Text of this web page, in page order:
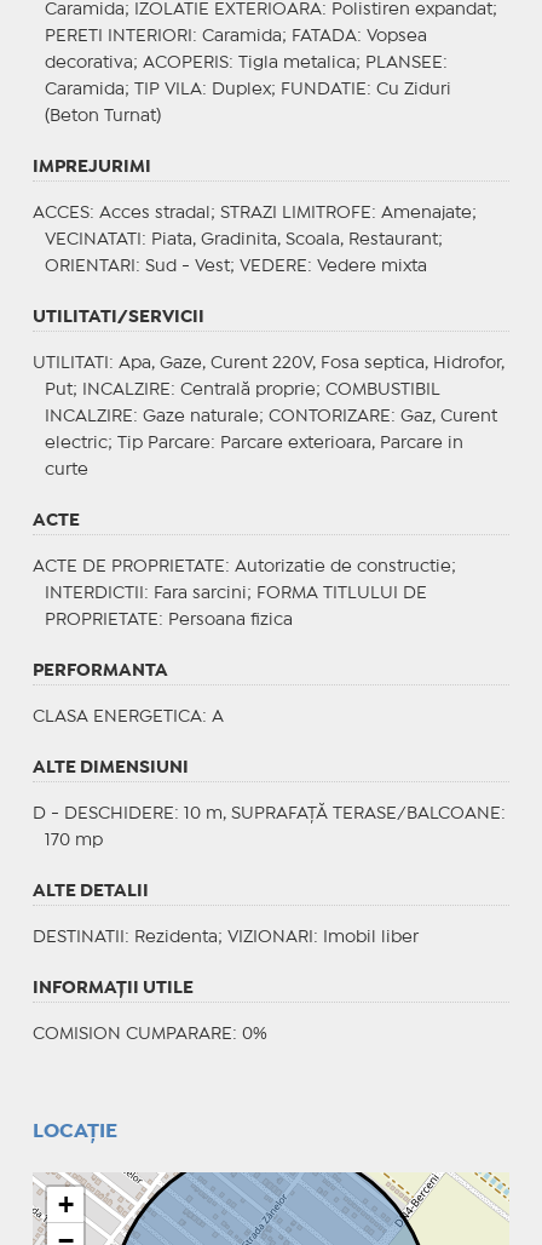
Caramida;
IZOLATIE EXTERIOARA: Polistiren expandat;
PERETI INTERIORI : Caramida; FATADA: Vopsea
decorativa; ACOPERIS: Tigla metalica; PLANSEE :
Caramida;
TIP VILA: Duplex; FUNDATIE : Cu Ziduri
(Beton Turnat)
IMPREJURIMI
ACCES: Acces stradal; STRAZI LIMITROFE : Amenajate;
VECINATATI : Piata, Gradinita, Scoala, Restaurant;
ORIENTARI : Sud - Vest; VEDERE : Vedere mixta
UTILITATI/SERVICII
UTILITATI : Apa, Gaze, Curent 220V, Fosa septica, Hidrofor,
Put;
INCALZIRE : Centrală proprie; COMBUSTIBIL
INCALZIRE : Gaze naturale; CONTORIZARE : Gaz, Curent
electric;
Tip Parcare: Parcare exterioara, Parcare in
curte
ACTE
ACTE DE PROPRIETATE : Autorizatie de constructie;
INTERDICTII : Fara sarcini; FORMA TITLULUI DE
PROPRIETATE : Persoana fizica
PERFORMANTA
CLASA ENERGETICA: A
ALTE DIMENSIUNI
D - DESCHIDERE: 10 m, SUPRAFAȚĂ TERASE/BALCOANE:
170 mp
ALTE DETALII
DESTINATII : Rezidenta; VIZIONARI : Imobil liber
INFORMAŢII UTILE
COMISION CUMPARARE: 0%
LOCAȚIE
+